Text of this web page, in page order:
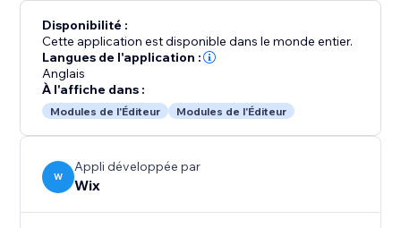
Disponibilité :
Cette application est disponible dans le monde entier.
Langues de l'application :
Anglais
À l'affiche dans :
Modules de l'Éditeur Modules de l'Éditeur
W
Appli développée par
Wix